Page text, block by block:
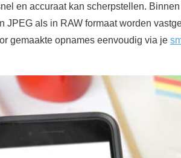
en accuraat kan scherpstellen.
JPEG als in RAW formaat worden
gemaakte opnames eenvoudig via je